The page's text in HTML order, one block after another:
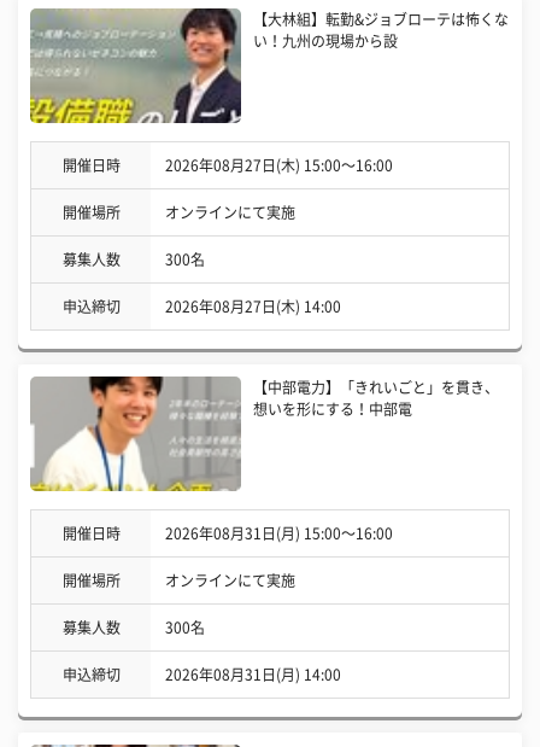
【大林組】転勤&ジョブローテは怖くな
い！九州の現場から設
開催日時 2026年08月27日(木) 15:00〜16:00
開催場所 オンラインにて実施
募集人数 300名
申込締切 2026年08月27日(木) 14:00
【中部電力】「きれいごと」を貫き、
想いを形にする！中部電
開催日時 2026年08月31日(月) 15:00〜16:00
開催場所 オンラインにて実施
募集人数 300名
申込締切 2026年08月31日(月) 14:00